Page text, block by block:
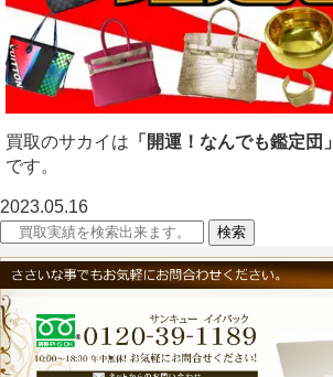
買取のサカイは 「開運！なんでも鑑定団」
です。
2023.05.16